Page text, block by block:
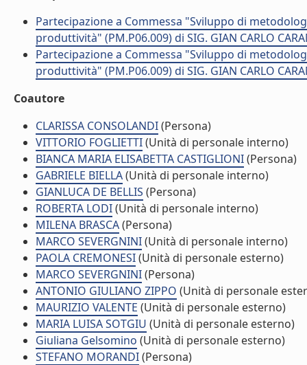
Partecipazione a Commessa "Sviluppo di
produttività" (PM.P06.009) di SIG. GIAN CARLO
Partecipazione a Commessa "Sviluppo di
produttività" (PM.P06.009) di SIG. GIAN CARLO
Coautore
CLARISSA CONSOLANDI(Persona)
VITTORIO FOGLIETTI(Unità di personale interno)
BIANCA MARIA ELISABETTA CASTIGLIONI(Persona)
GABRIELE BIELLA(Unità di personale interno)
GIANLUCA DE BELLIS (Persona)
ROBERTA LODI(Unità di personale interno)
MILENA BRASCA(Persona)
MARCO SEVERGNINI(Unità di personale interno)
PAOLA CREMONESI(Unità di personale esterno)
MARCO SEVERGNINI(Persona)
ANTONIO GIULIANO ZIPPO (Unità di personale
MAURIZIO VALENTE (Unità di personale esterno)
MARIA LUISA SOTGIU (Unità di personale esterno)
Giuliana Gelsomino (Unità di personale esterno)
STEFANO MORANDI(Persona)